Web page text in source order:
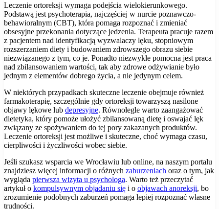
Leczenie ortoreksji wymaga podejścia wielokierunkowego.
Podstawą jest psychoterapia, najczęściej w nurcie poznawczo-
behawioralnym (CBT), która pomaga rozpoznać i zmieniać
obsesyjne przekonania dotyczące jedzenia. Terapeuta pracuje razem
z pacjentem nad identyfikacją wyzwalaczy lęku, stopniowym
rozszerzaniem diety i budowaniem zdrowszego obrazu siebie
niezwiązanego z tym, co je. Ponadto niezwykle pomocna jest praca
nad zbilansowaniem wartości, tak aby zdrowe odżywianie było
jednym z elementów dobrego życia, a nie jedynym celem.
W niektórych przypadkach skuteczne leczenie obejmuje również
farmakoterapię, szczególnie gdy ortoreksji towarzyszą nasilone
objawy lękowe lub depresyjne. Równolegle warto zaangażować
dietetyka, który pomoże ułożyć zbilansowaną dietę i oswajać lęk
związany ze spożywaniem do tej pory zakazanych produktów.
Leczenie ortoreksji jest możliwe i skuteczne, choć wymaga czasu,
cierpliwości i życzliwości wobec siebie.
Jeśli szukasz wsparcia we Wrocławiu lub online, na naszym portalu
znajdziesz więcej informacji o różnych zaburzeniach oraz o tym, jak
wygląda pierwsza wizyta u psychologa. Warto też przeczytać
artykuł o kompulsywnym objadaniu się i o objawach anoreksji, bo
zrozumienie podobnych zaburzeń pomaga lepiej rozpoznać własne
trudności.